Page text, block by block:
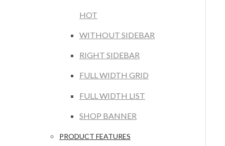
HOT
WITHOUT SIDEBAR
RIGHT SIDEBAR
FULL WIDTH GRID
FULL WIDTH LIST
SHOP BANNER
PRODUCT FEATURES